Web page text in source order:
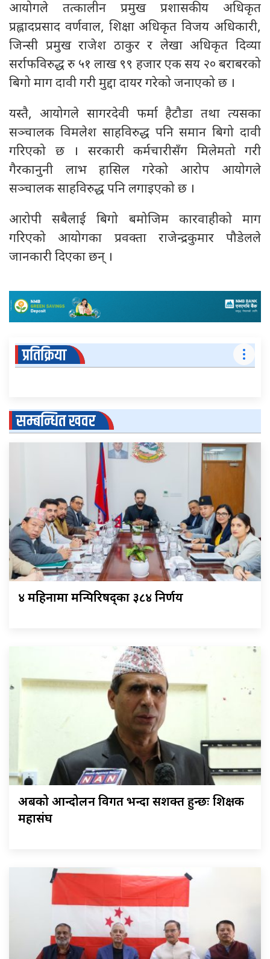
आयोगले तत्कालीन प्रमुख प्रशासकीय अधिकृत
प्रह्लादप्रसाद वर्णवाल, शिक्षा अधिकृत विजय अधिकारी,
जिन्सी प्रमुख राजेश ठाकुर र लेखा अधिकृत दिव्या
सर्राफविरुद्ध रु ५१ लाख ९९ हजार एक सय २० बराबरको
बिगो माग दावी गरी मुद्दा दायर गरेको जनाएको छ ।
यस्तै, आयोगले सागरदेवी फर्मा हैटौडा तथा त्यसका
सञ्चालक विमलेश साहविरुद्ध पनि समान बिगो दावी
गरिएको छ । सरकारी कर्मचारीसँग मिलेमतो गरी
गैरकानुनी लाभ हासिल गरेको आरोप आयोगले
सञ्चालक साहविरुद्ध पनि लगाइएको छ ।
आरोपी सबैलाई बिगो बमोजिम कारवाहीको माग
गरिएको आयोगका प्रवक्ता राजेन्द्रकुमार पौडेलले
जानकारी दिएका छन् ।
प्रतिक्रिया
सम्बन्धित खवर
४ महिनामा मन्त्रिपरिषद्का ३८४ निर्णय
अबको आन्दोलन विगत भन्दा सशक्त हुन्छः शिक्षक
महासंघ